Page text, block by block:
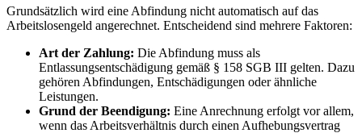
Grundsätzlich wird eine Abfindung nicht automatisch auf das
Arbeitslosengeld angerechnet. Entscheidend sind mehrere Faktoren:
Art der Zahlung: Die Abfindung muss als
Entlassungsentschädigung gemäß § 158 SGB III gelten. Dazu
gehören Abfindungen, Entschädigungen oder ähnliche
Leistungen.
Grund der Beendigung: Eine Anrechnung erfolgt vor allem,
wenn das Arbeitsverhältnis durch einen Aufhebungsvertrag